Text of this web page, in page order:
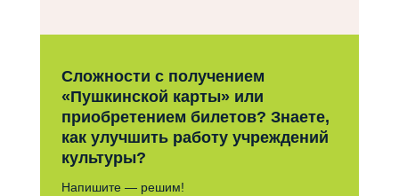
Сложности с получением
«Пушкинской карты» или
приобретением билетов? Знаете,
как улучшить работу учреждений
культуры?
Напишите — решим!